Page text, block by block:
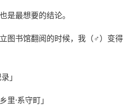
是最想要的结论。
图书馆翻阅的时候，我（♂）变
」
里·系守町」